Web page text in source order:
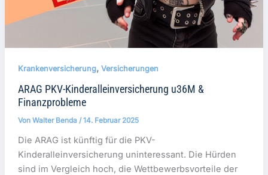
Krankenversicherung, Versicherungen
ARAG PKV-Kinderalleinversicherung u36M &
Finanzprobleme
Von Walter Benda /14. Februar 2025
Die ARAG ist künftig für die PKV-
Kinderalleinversicherung uninteressant. Die Hürden
sind im Vergleich hoch, die Wettbewerbsvorteile der